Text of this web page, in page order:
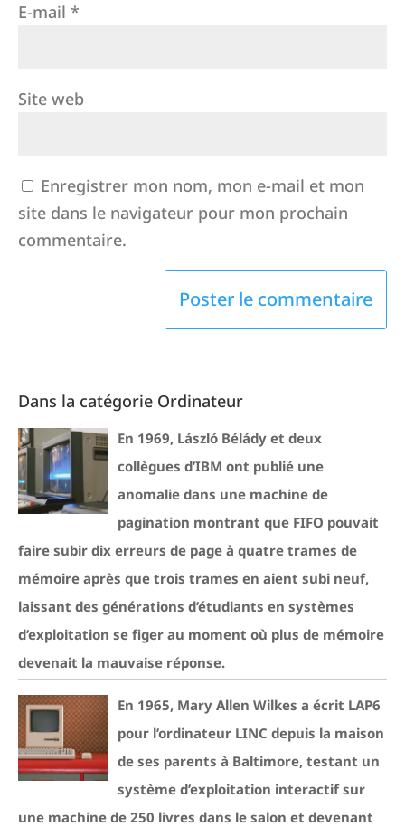
E-mail *
Site web
Enregistrer mon nom, mon e-mail et mon
site dans le navigateur pour mon prochain
commentaire.
Dans la catégorie Ordinateur
En 1969, László Bélády et deux
collègues d’IBM ont publié une
anomalie dans une machine de
pagination montrant que FIFO pouvait
faire subir dix erreurs de page à quatre trames de
mémoire après que trois trames en aient subi neuf,
laissant des générations d’étudiants en systèmes
d’exploitation se figer au moment où plus de mémoire
devenait la mauvaise réponse.
En 1965, Mary Allen Wilkes a écrit LAP6
pour l’ordinateur LINC depuis la maison
de ses parents à Baltimore, testant un
système d’exploitation interactif sur
une machine de 250 livres dans le salon et devenant